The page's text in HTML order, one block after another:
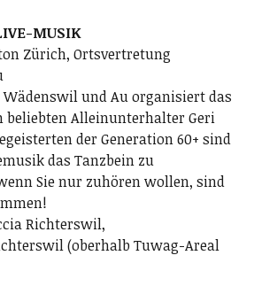
MUSIK
Zürich, Ortsvertretung
und Au organisiert das
beliebten Alleinunterhalter Geri
der Generation 60+ sind
das Tanzbein zu
Sie nur zuhören wollen, sind
Richterswil,
(oberhalb Tuwag-Areal